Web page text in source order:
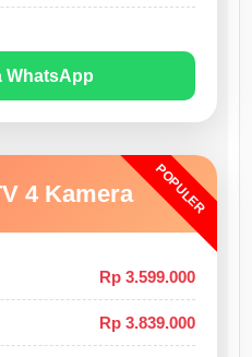
WhatsApp
POPULER
4 Kamera
Rp 3.599.000
Rp 3.839.000